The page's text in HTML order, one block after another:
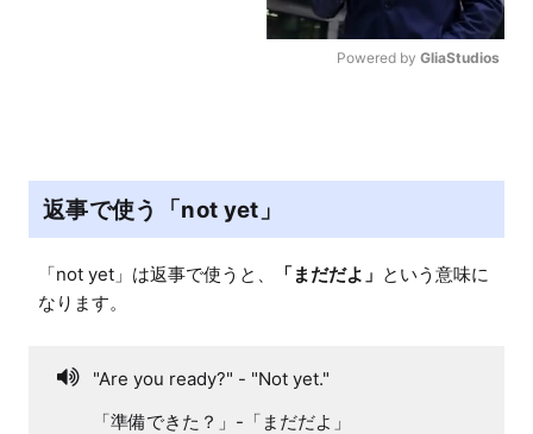
Powered by GliaStudios
返事で使う「not yet」
「not yet」は返事で使うと、 「まだだよ」 という意味に
なります。
"Are you ready?" - "Not yet."
「準備できた？」-「まだだよ」